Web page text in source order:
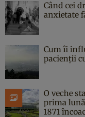
Când cei
anxietate
Cum îi
pacienții
O veche
prima
1871